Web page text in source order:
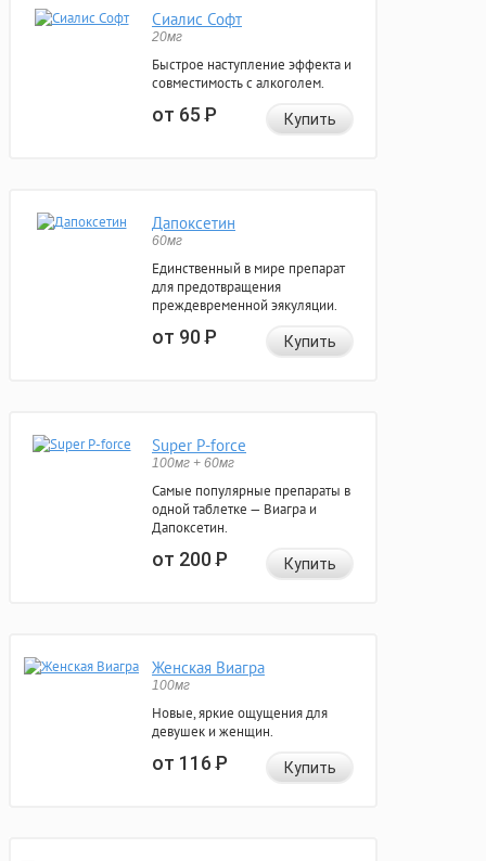
Сиалис Софт
20мг
Быстрое наступление эффекта и
совместимость с алкоголем.
от 65Р Купить
Дапоксетин
60мг
Единственный в мире препарат
для предотвращения
преждевременной эякуляции.
от 90Р Купить
Super P-force
100мг + 60мг
Самые популярные препараты в
одной таблетке — Виагра и
Дапоксетин.
от 200Р Купить
Женская Виагра
100мг
Новые, яркие ощущения для
девушек и женщин.
от 116Р Купить